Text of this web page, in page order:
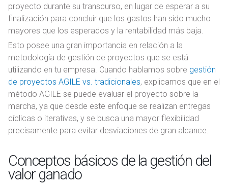
proyecto durante su transcurso, en lugar de esperar a su
finalización para concluir que los gastos han sido mucho
mayores que los esperados y la rentabilidad más baja.
Esto posee una gran importancia en relación a la
metodología de gestión de proyectos que se está
utilizando en tu empresa. Cuando hablamos sobre gestión
de proyectos AGILE vs. tradicionales, explicamos que en el
método AGILE se puede evaluar el proyecto sobre la
marcha, ya que desde este enfoque se realizan entregas
cíclicas o iterativas, y se busca una mayor flexibilidad
precisamente para evitar desviaciones de gran alcance.
Conceptos básicos de la gestión del
valor ganado